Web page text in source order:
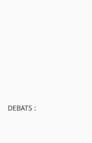
DEBATS :